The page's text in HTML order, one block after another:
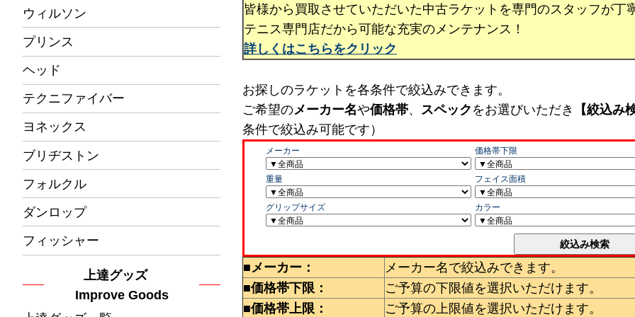
ウィルソン
プリンス
ヘッド
テクニファイバー
ヨネックス
ブリヂストン
フォルクル
ダンロップ
フィッシャー
上達グッズ
Improve Goods
皆様から買取させていただいた中古ラケットを専門のスタッフが
テニス専門店だから可能な充実のメンテナンス！
詳しくはこちらをクリック
お探しのラケットを各条件で絞込みできます。
ご希望のメーカー名や価格帯、 スペック をお選びいただき
【絞込み
条件で絞込み可能です）
■メーカー：
メーカー名で絞込みできます。
■価格帯下限：
ご予算の下限値を選択いただけます。
■価格帯上限：
ご予算の上限値を選択いただけます。